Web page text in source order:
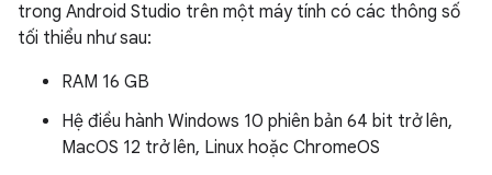
trong Android Studio trên một máy tính có các thông số
tối thiểu như sau:
RAM 16 GB
Hệ điều hành Windows 10 phiên bản 64 bit trở lên,
MacOS 12 trở lên, Linux hoặc ChromeOS